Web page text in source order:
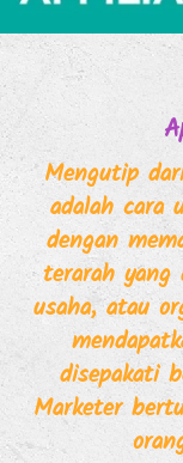
Mengutip
adalah cara
dengan
terarah yang
usaha, atau
disepakati
Marketer